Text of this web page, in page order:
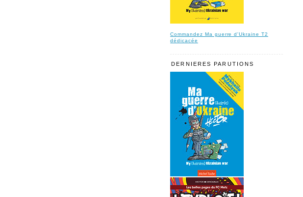
Commandez Ma guerre d'Ukraine T2
dédicacée
DERNIERES PARUTIONS